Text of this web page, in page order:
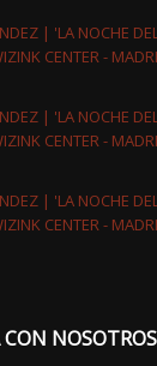
NOSOTROS